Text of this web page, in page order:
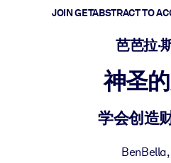
Build a healthier, more resilient
JOIN GETABSTRACT TO
芭芭拉·
神圣
学会创造
BenBella